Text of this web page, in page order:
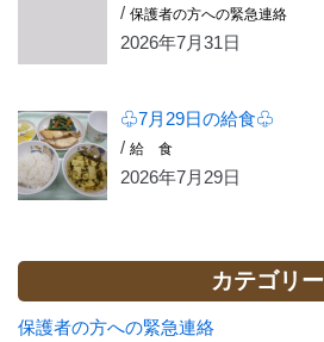
/保護者の方への緊急連絡
2026年7月31日
♧7月29日の給食♧
/給 食
2026年7月29日
カテゴリー
保護者の方への緊急連絡